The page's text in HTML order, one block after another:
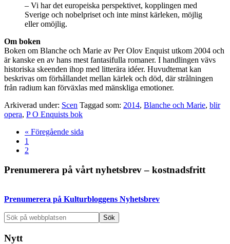
– Vi har det europeiska perspektivet, kopplingen med
Sverige och nobelpriset och inte minst kärleken, möjlig
eller omöjlig.
Om boken
Boken om Blanche och Marie av Per Olov Enquist utkom 2004 och
är kanske en av hans mest fantasifulla romaner. I handlingen vävs
historiska skeenden ihop med litterära idéer. Huvudtemat kan
beskrivas om förhållandet mellan kärlek och död, där strålningen
från radium kan förväxlas med mänskliga emotioner.
Arkiverad under: Scen Taggad som: 2014, Blanche och Marie, blir
opera, P O Enquists bok
« Go
Föregående sida
Sida
1
Sida
2
Primärt
Prenumerera på vårt nyhetsbrev – kostnadsfritt
Prenumerera på Kulturbloggens Nyhetsbrev
Sök
på
webbplatsen
Nytt